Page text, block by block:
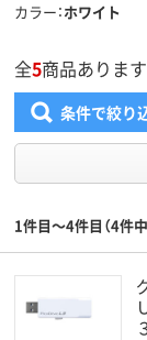
カラー ホワイト
全5商品あります
条件で絞り
1件目～4件目（4件中